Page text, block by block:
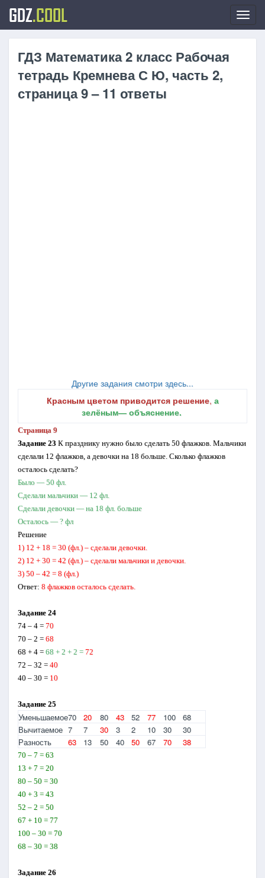
GDZ.COOL
ГДЗ Математика 2 класс Рабочая
тетрадь Кремнева С Ю, часть 2,
страница 9 – 11 ответы
Другие задания смотри здесь...
Красным цветом приводится решение, а
зелёным― объяснение.
Страница 9
Задание 23 К празднику нужно было сделать 50 флажков. Мальчики
сделали 12 флажков, а девочки на 18 больше. Сколько флажков
осталось сделать?
Было — 50 фл.
Сделали мальчики — 12 фл.
Сделали девочки — на 18 фл. больше
Осталось — ? фл
Решение
1) 12 + 18 = 30 (фл.) – сделали девочки.
2) 12 + 30 = 42 (фл.) – сделали мальчики и девочки.
3) 50 – 42 = 8 (фл.)
Ответ: 8 флажков осталось сделать.
Задание 24
74 – 4 = 70
70 – 2 = 68
68 + 4 = 68 + 2 + 2 = 72
72 – 32 = 40
40 – 30 = 10
Задание 25
Уменьшаемое70 20 80 43 52 77 100
68
Вычитаемое 7 7 30 3 2 10 30
30
Разность
63 13 50 40 50 67 70 38
70 – 7 = 63
13 + 7 = 20
80 – 50 = 30
40 + 3 = 43
52 – 2 = 50
67 + 10 = 77
100 – 30 = 70
68 – 30 = 38
Задание 26